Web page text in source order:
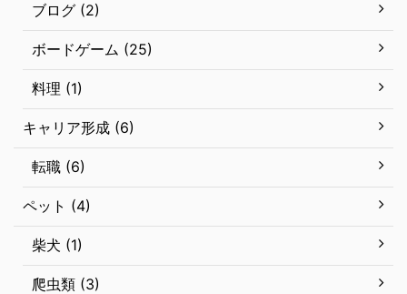
ブログ (2)
ボードゲーム (25)
料理 (1)
キャリア形成 (6)
転職 (6)
ペット (4)
柴犬 (1)
爬虫類 (3)